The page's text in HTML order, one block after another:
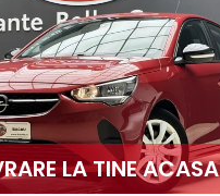
LA TINE ACASA